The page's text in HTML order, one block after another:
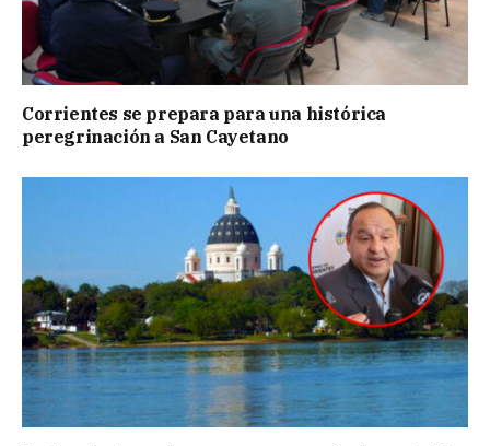
Corrientes se prepara para una histórica
peregrinación a San Cayetano